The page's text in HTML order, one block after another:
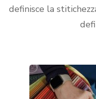
definisce la